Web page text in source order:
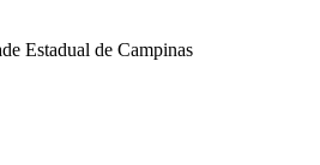
Estadual de Campinas